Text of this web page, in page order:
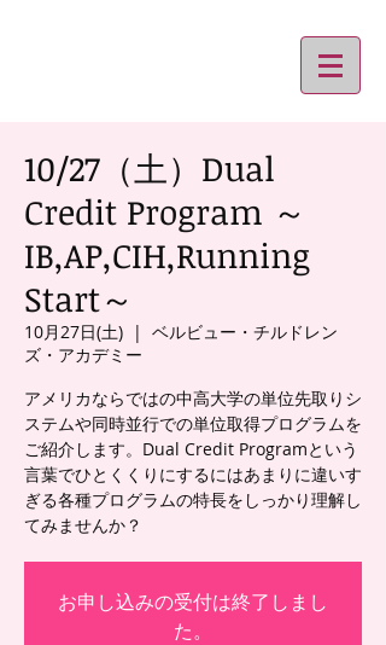
10/27（土）Dual
Credit Program ～
IB,AP,CIH,Running
Start～
10月27日(土)
  |
ベルビュー・チルドレン
ズ・アカデミー
アメリカならではの中高大学の単位先取りシ
ステムや同時並行での単位取得プログラムを
ご紹介します。Dual Credit Programという
言葉でひとくくりにするにはあまりに違いす
ぎる各種プログラムの特長をしっかり理解し
てみませんか？
お申し込みの受付は終了しまし
た。